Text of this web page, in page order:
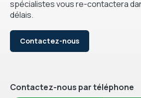
spécialistes vous re-contactera
délais.
Contactez-nous
Contactez-nous par téléphone